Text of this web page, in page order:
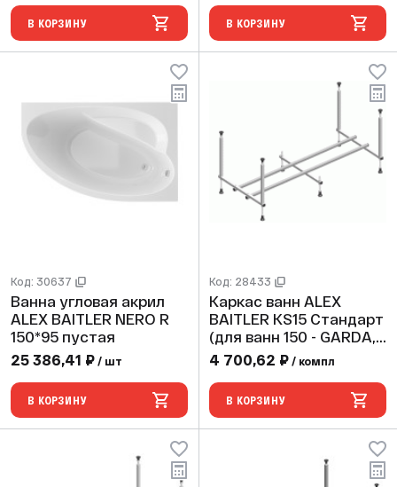
В КОРЗИНУ В КОРЗИНУ
Код: 30637
Ванна угловая акрил
ALEX BAITLER NERO R
150*95 пустая
25 386,41 ₽ / шт
В КОРЗИНУ
Код: 28433
Каркас ванн ALEX
BAITLER KS15 Стандарт
(для ванн 150 - GARDA,
BAIKAL, MICHIGAN,
VICTORIA)
4 700,62 ₽ / компл
В КОРЗИНУ